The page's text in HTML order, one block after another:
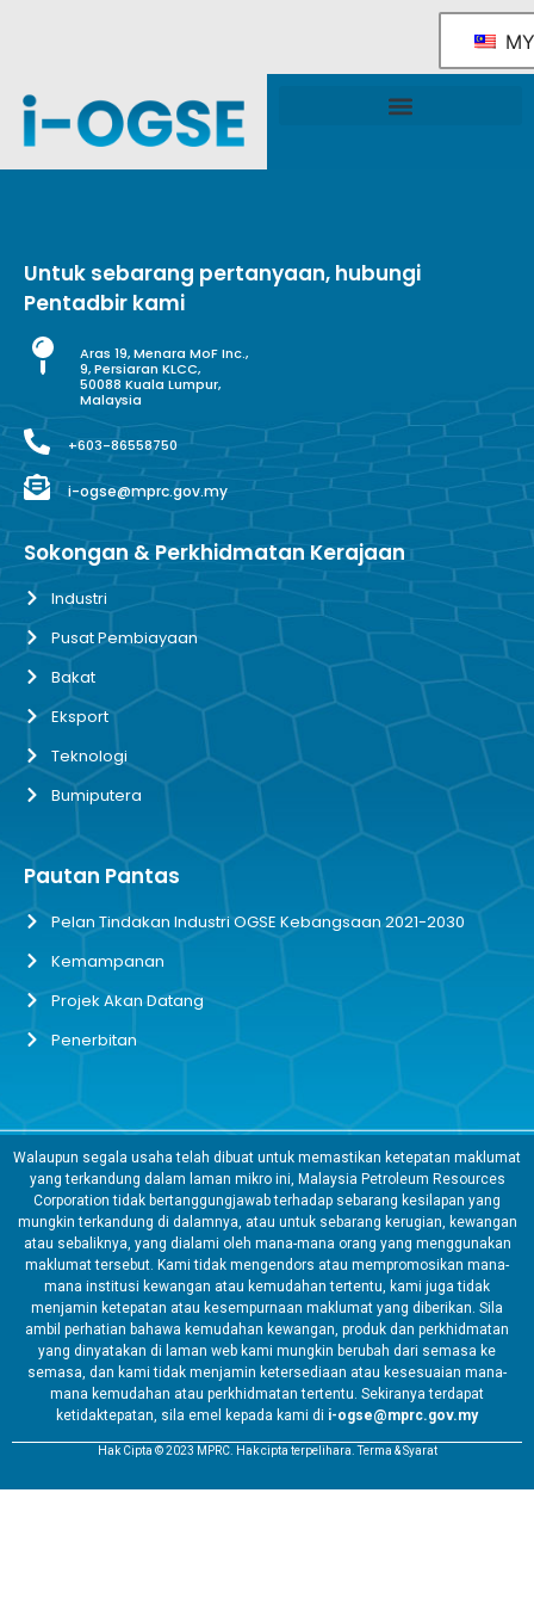
MY
Untuk sebarang pertanyaan, hubungi
Pentadbir kami
Aras 19, Menara MoF Inc.,
9, Persiaran KLCC,
50088 Kuala Lumpur,
Malaysia
+603-86558750
i-ogse@mprc.gov.my
Sokongan & Perkhidmatan Kerajaan
Industri
Pusat Pembiayaan
Bakat
Eksport
Teknologi
Bumiputera
Pautan Pantas
Pelan Tindakan Industri OGSE Kebangsaan 2021-2030
Kemampanan
Projek Akan Datang
Penerbitan
Walaupun segala usaha telah dibuat untuk memastikan ketepatan maklumat
yang terkandung dalam laman mikro ini, Malaysia Petroleum Resources
Corporation tidak bertanggungjawab terhadap sebarang kesilapan yang
mungkin terkandung di dalamnya, atau untuk sebarang kerugian, kewangan
atau sebaliknya, yang dialami oleh mana-mana orang yang menggunakan
maklumat tersebut. Kami tidak mengendors atau mempromosikan mana-
mana institusi kewangan atau kemudahan tertentu, kami juga tidak
menjamin ketepatan atau kesempurnaan maklumat yang diberikan. Sila
ambil perhatian bahawa kemudahan kewangan, produk dan perkhidmatan
yang dinyatakan di laman web kami mungkin berubah dari semasa ke
semasa, dan kami tidak menjamin ketersediaan atau kesesuaian mana-
mana kemudahan atau perkhidmatan tertentu. Sekiranya terdapat
ketidaktepatan, sila emel kepada kami di i-ogse@mprc.gov.my
Hak Cipta © 2023 MPRC. Hak cipta terpelihara. Terma & Syarat